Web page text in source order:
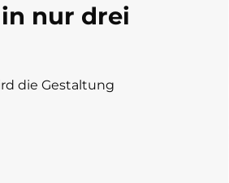
nur drei
die Gestaltung